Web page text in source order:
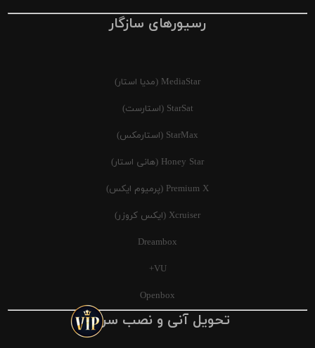
رسیورهای سازگار
MediaStar (مدیا استار)
StarSat (استارست)
StarMax (استارمکس)
Honey Star (هانی استار)
Premium X (پرمیوم ایکس)
Xcruiser (ایکس کروزر)
Dreambox
VU+
Openbox
تحویل آنی و نصب سریع